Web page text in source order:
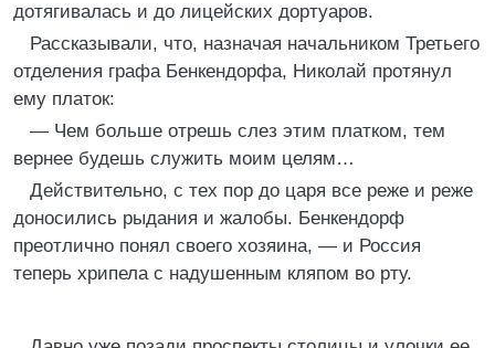
дотягивалась и до лицейских дортуаров.
Рассказывали, что, назначая начальником Третьего
отделения графа Бенкендорфа, Николай протянул
ему платок:
— Чем больше отрешь слез этим платком, тем
вернее будешь служить моим целям…
Действительно, с тех пор до царя все реже и реже
доносились рыдания и жалобы. Бенкендорф
преотлично понял своего хозяина, — и Россия
теперь хрипела с надушенным кляпом во рту.